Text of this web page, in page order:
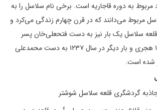
به دوره قاجاریه است. برخی نام سلاسل را به
مربوط می‌دانند که در قرن چهارم زندگی می‌کرد و
قلعه سلاسل یک بار نیز به دست فتحعلی‌خان پسر
واخشتوخان، در قرن ۱۱ هجری و بار دیگر در سال ۱۲۳۷ به دست محمدعلی
شده است.